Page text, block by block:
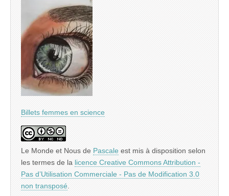
Billets femmes en science
Le Monde et Nous de Pascale est mis à disposition selon
les termes de la licence Creative Commons Attribution -
Pas d’Utilisation Commerciale - Pas de Modification 3.0
non transposé